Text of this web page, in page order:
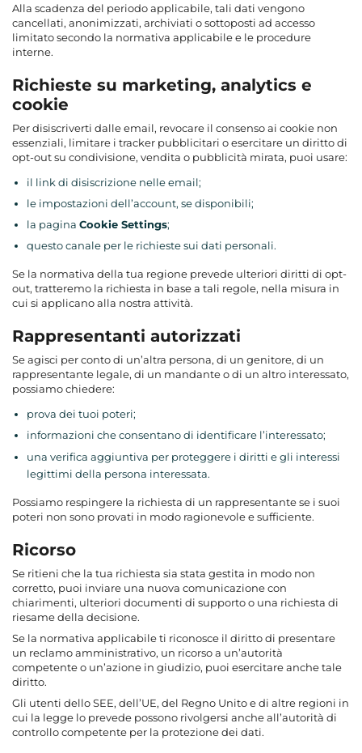
Alla scadenza del periodo applicabile, tali dati vengono
cancellati, anonimizzati, archiviati o sottoposti ad accesso
limitato secondo la normativa applicabile e le procedure
interne.
Richieste su marketing, analytics e
cookie
Per disiscriverti dalle email, revocare il consenso ai cookie non
essenziali, limitare i tracker pubblicitari o esercitare un diritto di
opt-out su condivisione, vendita o pubblicità mirata, puoi usare:
il link di disiscrizione nelle email;
le impostazioni dell’account, se disponibili;
la pagina Cookie Settings;
questo canale per le richieste sui dati personali.
Se la normativa della tua regione prevede ulteriori diritti di opt-
out, tratteremo la richiesta in base a tali regole, nella misura in
cui si applicano alla nostra attività.
Rappresentanti autorizzati
Se agisci per conto di un’altra persona, di un genitore, di un
rappresentante legale, di un mandante o di un altro interessato,
possiamo chiedere:
prova dei tuoi poteri;
informazioni che consentano di identificare l’interessato;
una verifica aggiuntiva per proteggere i diritti e gli interessi
legittimi della persona interessata.
Possiamo respingere la richiesta di un rappresentante se i suoi
poteri non sono provati in modo ragionevole e sufficiente.
Ricorso
Se ritieni che la tua richiesta sia stata gestita in modo non
corretto, puoi inviare una nuova comunicazione con
chiarimenti, ulteriori documenti di supporto o una richiesta di
riesame della decisione.
Se la normativa applicabile ti riconosce il diritto di presentare
un reclamo amministrativo, un ricorso a un’autorità
competente o un’azione in giudizio, puoi esercitare anche tale
diritto.
Gli utenti dello SEE, dell’UE, del Regno Unito e di altre regioni in
cui la legge lo prevede possono rivolgersi anche all’autorità di
controllo competente per la protezione dei dati.